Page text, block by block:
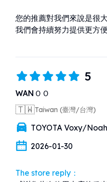
您的推薦對我們來說是很大
我們會持續努力提供更方
5
WANＯＯ
🇹🇼Taiwan (臺灣/台灣)
TOYOTA Voxy/Noah
2026-01-30
The store reply：